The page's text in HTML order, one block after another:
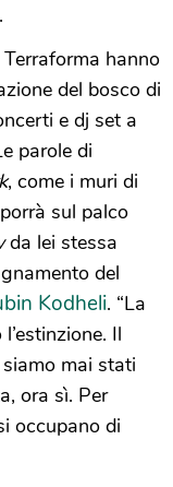
hanno
del bosco di
e dj set a
parole di
, come i muri di
sul palco
da lei stessa
del
Kodheli. “La
Il
mai stati
ora sì. Per
occupano di